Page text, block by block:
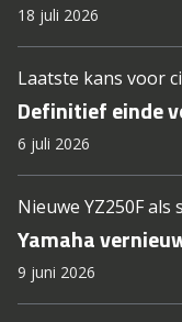
18 juli 2026
Laatste kans voor
Definitief einde
6 juli 2026
Nieuwe YZ250F
Yamaha
9 juni 2026